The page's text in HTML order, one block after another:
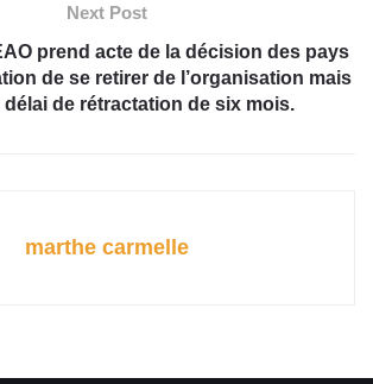
Next Post
prend acte de la décision des pays
de se retirer de l’organisation mais
délai de rétractation de six mois.
marthe carmelle